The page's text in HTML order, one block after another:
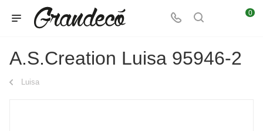
0
A.S.Creation Luisa 95946-2
Luisa